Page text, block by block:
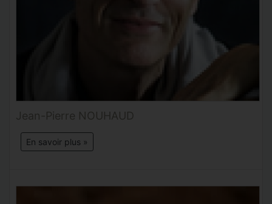
Jean-Pierre NOUHAUD
En savoir plus »